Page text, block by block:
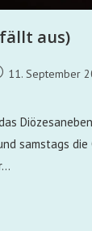
aus)
11. September
samstags die